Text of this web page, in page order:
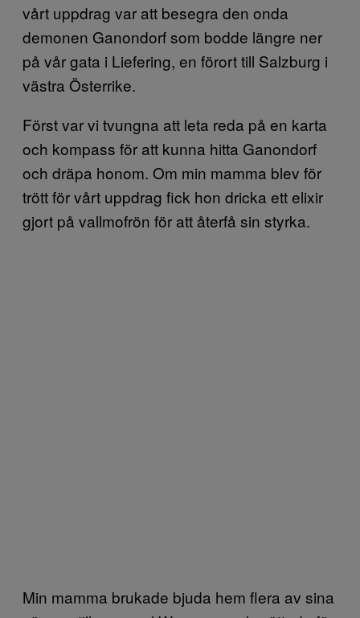
vårt uppdrag var att besegra den onda
demonen Ganondorf som bodde längre ner
på vår gata i Liefering, en förort till Salzburg i
västra Österrike.
Först var vi tvungna att leta reda på en karta
och kompass för att kunna hitta Ganondorf
och dräpa honom. Om min mamma blev för
trött för vårt uppdrag fick hon dricka ett elixir
gjort på vallmofrön för att återfå sin styrka.
Min mamma brukade bjuda hem flera av sina